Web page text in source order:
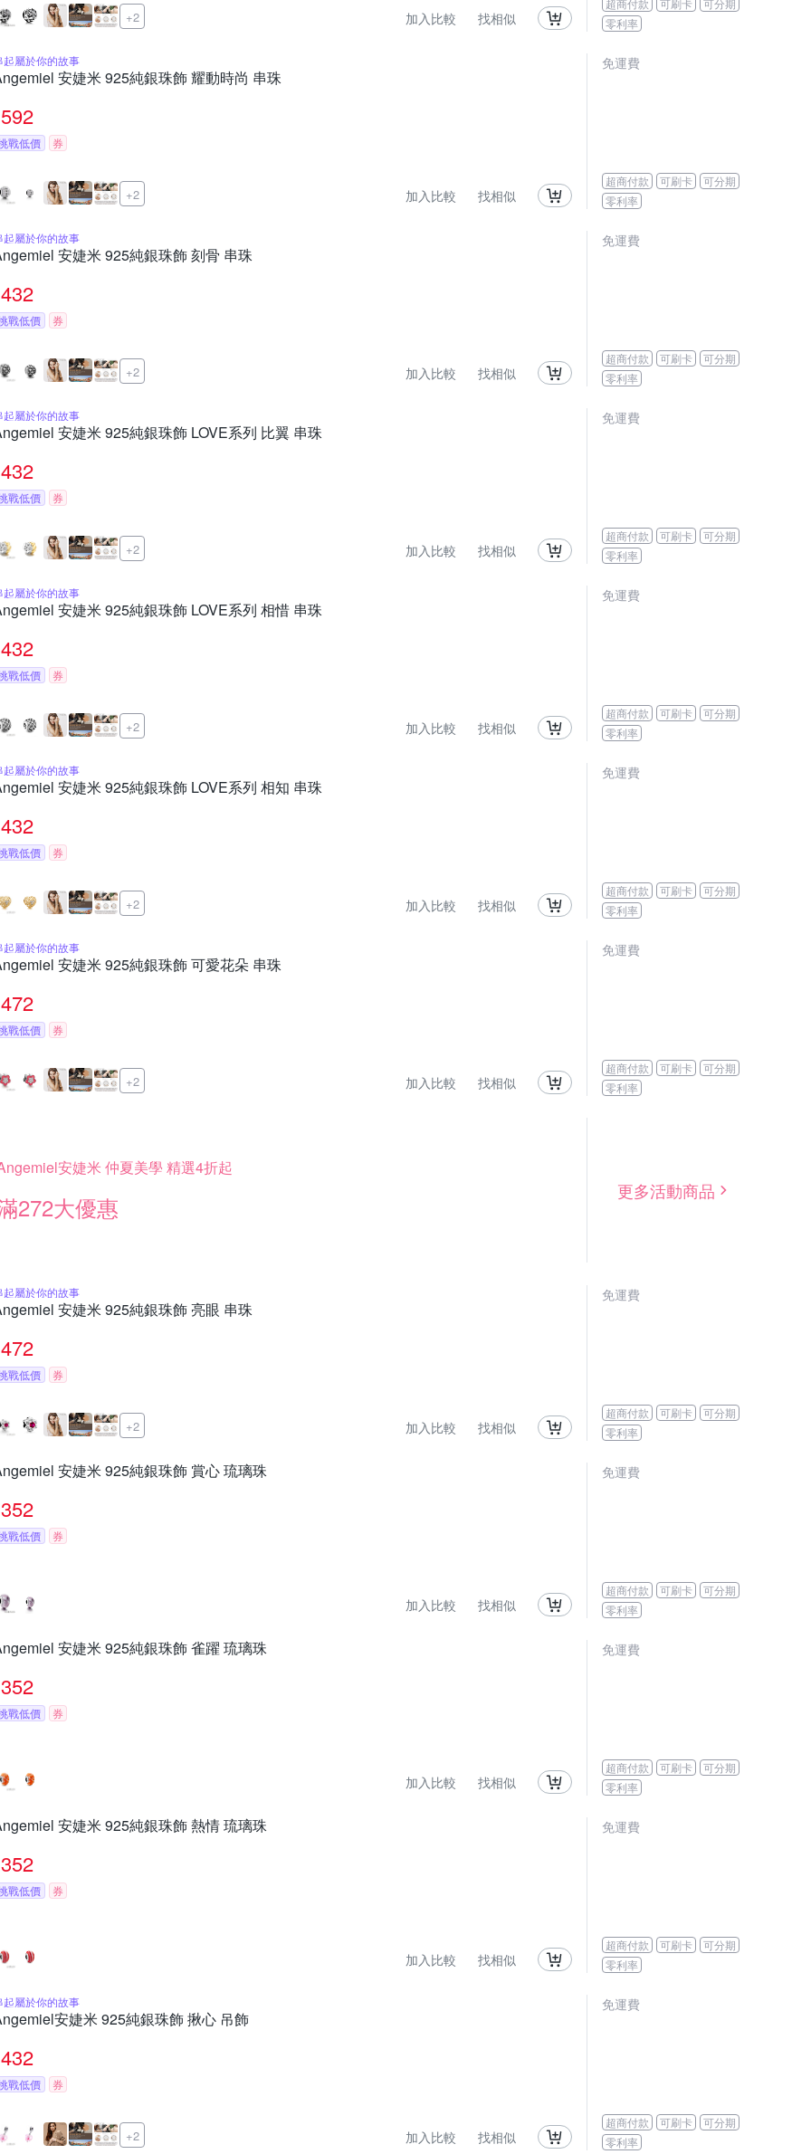
+2 加入比較 找相似
超商付款 可刷卡
可分期
零利率
起屬於你的故事
安婕米 925純銀珠飾 耀動時尚 串珠
592
戰低價 券
+2 加入比較 找相似
免運費
超商付款 可刷卡
可分期
零利率
起屬於你的故事
安婕米 925純銀珠飾 刻骨 串珠
432
戰低價 券
+2 加入比較 找相似
免運費
超商付款 可刷卡
可分期
零利率
起屬於你的故事
安婕米 925純銀珠飾 LOVE系列 比翼 串珠
432
戰低價 券
+2 加入比較 找相似
免運費
超商付款 可刷卡
可分期
零利率
起屬於你的故事
安婕米 925純銀珠飾 LOVE系列 相惜 串珠
432
戰低價 券
+2 加入比較 找相似
免運費
超商付款 可刷卡
可分期
零利率
起屬於你的故事
安婕米 925純銀珠飾 LOVE系列 相知 串珠
432
戰低價 券
+2 加入比較 找相似
免運費
超商付款 可刷卡
可分期
零利率
起屬於你的故事
安婕米 925純銀珠飾 可愛花朵 串珠
472
戰低價 券
+2 加入比較 找相似
免運費
超商付款 可刷卡
可分期
零利率
安婕米 仲夏美學 精選4折起
272大優惠
更多活動商品
起屬於你的故事
安婕米 925純銀珠飾 亮眼 串珠
472
戰低價 券
+2 加入比較 找相似
免運費
超商付款 可刷卡
可分期
零利率
安婕米 925純銀珠飾 賞心 琉璃珠
352
戰低價 券
加入比較 找相似
免運費
超商付款 可刷卡
可分期
零利率
安婕米 925純銀珠飾 雀躍 琉璃珠
352
戰低價 券
加入比較 找相似
免運費
超商付款 可刷卡
可分期
零利率
安婕米 925純銀珠飾 熱情 琉璃珠
352
戰低價 券
加入比較 找相似
免運費
超商付款 可刷卡
可分期
零利率
起屬於你的故事
安婕米 925純銀珠飾 揪心 吊飾
432
戰低價 券
+2 加入比較 找相似
免運費
超商付款 可刷卡
可分期
零利率